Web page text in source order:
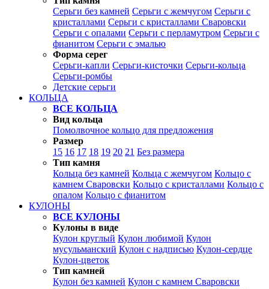
Серьги без камней Серьги с жемчугом Серьги с
кристаллами Серьги с кристаллами Сваровски
Серьги с опалами Серьги с перламутром Серьги с
фианитом Серьги с эмалью
Форма серег
Серьги-капли Серьги-кисточки Серьги-кольца
Серьги-ромбы
Детские серьги
КОЛЬЦА
ВСЕ КОЛЬЦА
Вид кольца
Помолвочное кольцо для предложения
Размер
15 16 17 18 19 20 21 Без размера
Тип камня
Кольца без камней Кольца с жемчугом Кольцо с
камнем Сваровски Кольцо с кристаллами Кольцо с
опалом Кольцо с фианитом
КУЛОНЫ
ВСЕ КУЛОНЫ
Кулоны в виде
Кулон круглый Кулон любимой Кулон
мусульманский Кулон с надписью Кулон-сердце
Кулон-цветок
Тип камней
Кулон без камней Кулон с камнем Сваровски